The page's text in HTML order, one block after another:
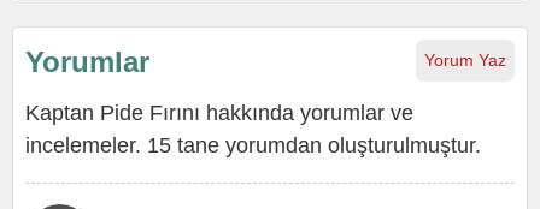
Yorum Yaz
Yorumlar
Kaptan Pide Fırını hakkında yorumlar ve
incelemeler. 15 tane yorumdan oluşturulmuştur.